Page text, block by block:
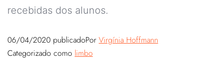
recebidas dos alunos.
06/04/2020 publicadoPor Virgínia Hoffmann
Categorizado como limbo